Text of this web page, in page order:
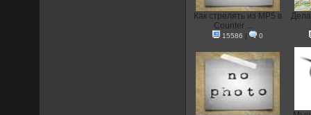
Как стрелять из MP5 в
Counter ...
15586 | 0